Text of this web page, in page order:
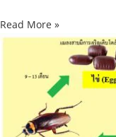
Read More »